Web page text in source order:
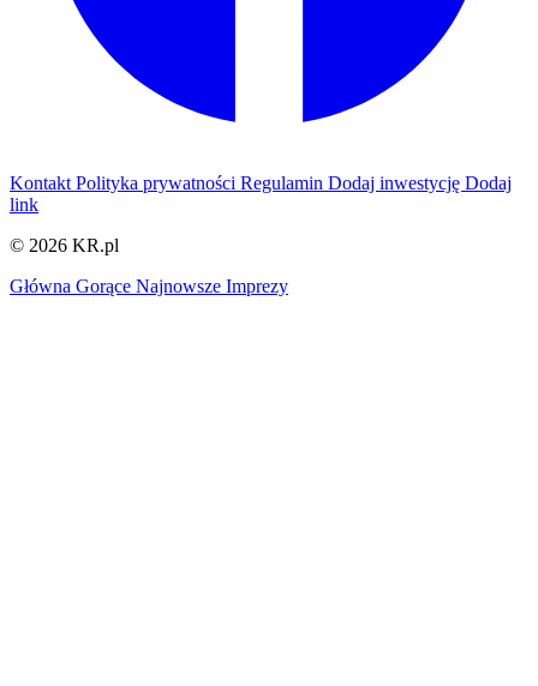
Kontakt Polityka prywatności Regulamin Dodaj inwestycję Dodaj
link
© 2026 KR.pl
Główna Gorące Najnowsze Imprezy